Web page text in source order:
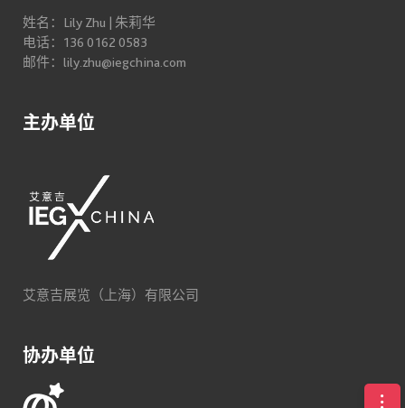
姓名：Lily Zhu | 朱莉华
电话：136 0162 0583
邮件：lily.zhu@iegchina.com
主办单位
艾意吉展览（上海）有限公司
协办单位